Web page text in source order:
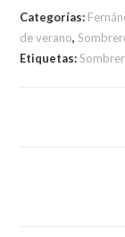
Categorías:
de verano,
Etiquetas: